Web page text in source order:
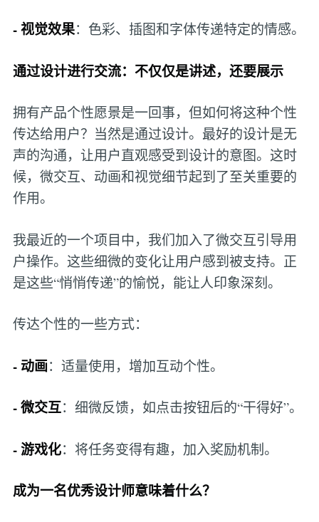
- 视觉效果：色彩、插图和字体传递特定的情感。
通过设计进行交流：不仅仅是讲述，还要展示
拥有产品个性愿景是一回事，但如何将这种个性
传达给用户？当然是通过设计。最好的设计是无
声的沟通，让用户直观感受到设计的意图。这时
候，微交互、动画和视觉细节起到了至关重要的
作用。
我最近的一个项目中，我们加入了微交互引导用
户操作。这些细微的变化让用户感到被支持。正
是这些“悄悄传递”的愉悦，能让人印象深刻。
传达个性的一些方式：
- 动画：适量使用，增加互动个性。
- 微交互：细微反馈，如点击按钮后的“干得好”。
- 游戏化：将任务变得有趣，加入奖励机制。
成为一名优秀设计师意味着什么？